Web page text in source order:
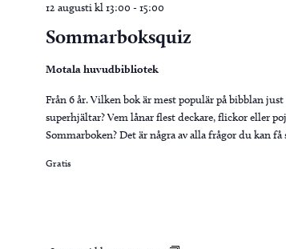
Sommarboksquiz
12 augusti kl 13:00 -15:00
Motala huvudbibliotek
Från 6 år. Vilken bok är mest populär på bibblan
superhjältar? Vem lånar flest deckare, flickor eller
Sommarboken? Det är några av alla frågor du kan
Gratis